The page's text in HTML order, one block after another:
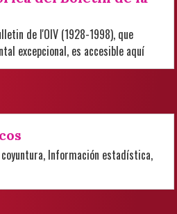
de l'OIV (1928-1998), que
excepcional, es accesible aquí
Información estadística,